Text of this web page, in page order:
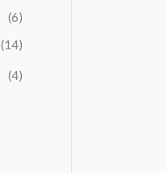
(6)
(14)
(4)